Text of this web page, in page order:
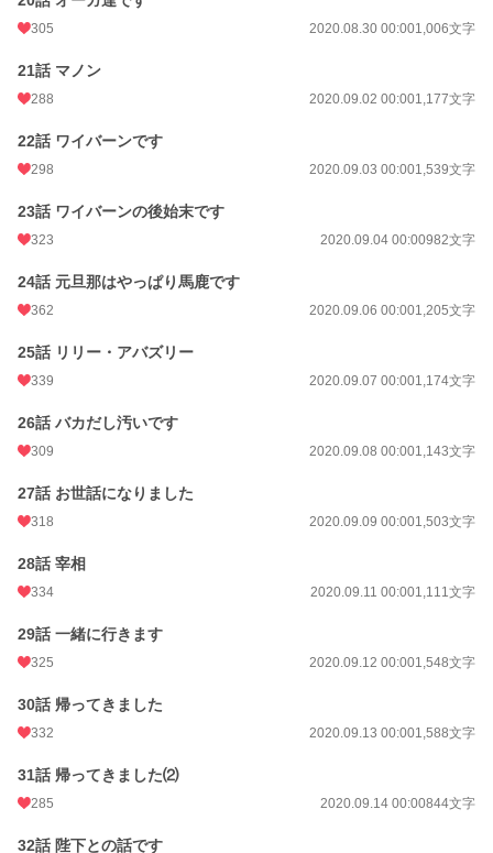
305 2020.08.30 00:001,006文字
21話 マノン
288 2020.09.02 00:001,177文字
22話 ワイバーンです
298 2020.09.03 00:001,539文字
23話 ワイバーンの後始末です
323 2020.09.04 00:00982文字
24話 元旦那はやっぱり馬鹿です
362 2020.09.06 00:001,205文字
25話 リリー・アバズリー
339 2020.09.07 00:001,174文字
26話 バカだし汚いです
309 2020.09.08 00:001,143文字
27話 お世話になりました
318 2020.09.09 00:001,503文字
28話 宰相
334 2020.09.11 00:001,111文字
29話 一緒に行きます
325 2020.09.12 00:001,548文字
30話 帰ってきました
332 2020.09.13 00:001,588文字
31話 帰ってきました⑵
285 2020.09.14 00:00844文字
32話 陛下との話です